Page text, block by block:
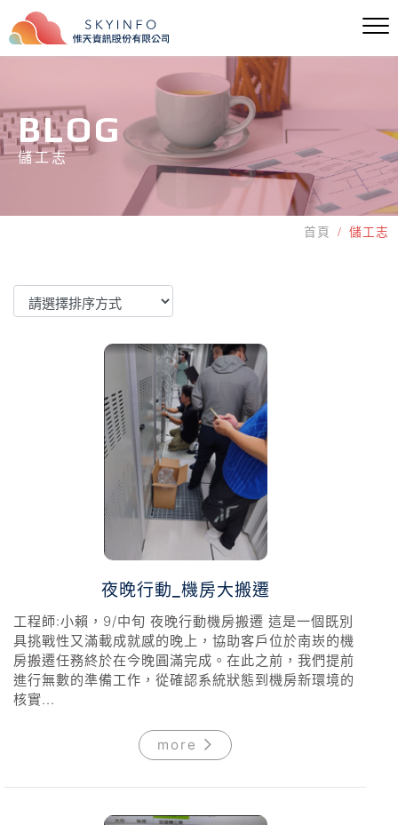
BLOG
儲工志
首頁 儲工志
夜晚行動_機房大搬遷
工程師:小賴，9/中旬 夜晚行動機房搬遷 這是一個既別
具挑戰性又滿載成就感的晚上，協助客戶位於南崁的機
房搬遷任務終於在今晚圓滿完成。在此之前，我們提前
進行無數的準備工作，從確認系統狀態到機房新環境的
核實...
more